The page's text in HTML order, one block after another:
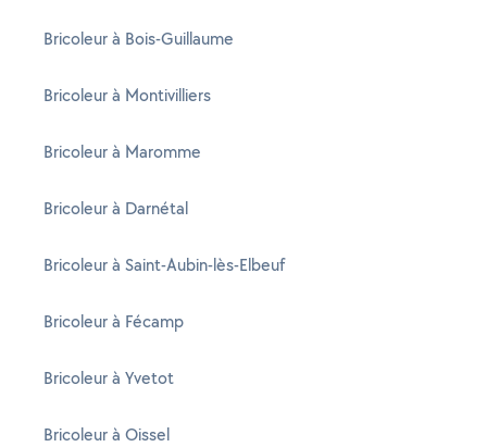
Bricoleur à Bois-Guillaume
Bricoleur à Montivilliers
Bricoleur à Maromme
Bricoleur à Darnétal
Bricoleur à Saint-Aubin-lès-Elbeuf
Bricoleur à Fécamp
Bricoleur à Yvetot
Bricoleur à Oissel